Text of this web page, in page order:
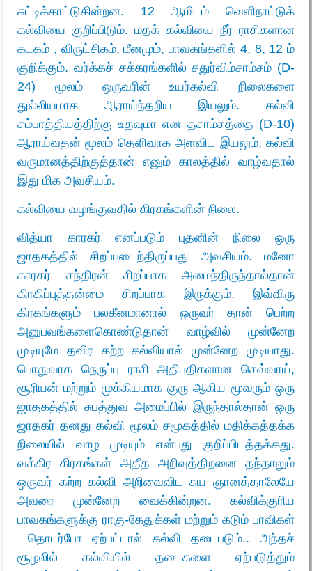
சுட்டிக்காட்டுகின்றன. 12 ஆமிடம் வெளிநாட்டுக்
கல்வியை குறிப்பிடும். மதக் கல்வியை நீர் ராசிகளான
கடகம் , விருட்சிகம், மீனமும், பாவகங்களில் 4, 8, 12 ம்
குறிக்கும். வர்க்கச் சக்கரங்களில் சதுர்விம்சாம்சம் (D-
24) மூலம் ஒருவரின் உயர்கல்வி நிலைகளை
துல்லியமாக ஆராய்ந்தறிய இயலும். கல்வி
சம்பாத்தியத்திற்கு உதவுமா என தசாம்சத்தை (D-10)
ஆராய்வதன் மூலம் தெளிவாக அளவிட இயலும். கல்வி
வருமானத்திற்குத்தான் எனும் காலத்தில் வாழ்வதால்
இது மிக அவசியம்.
கல்வியை வழங்குவதில் கிரகங்களின் நிலை.
வித்யா காரகர் எனப்படும் புதனின் நிலை ஒரு
ஜாதகத்தில் சிறப்படைந்திருப்பது அவசியம். மனோ
காரகர் சந்திரன் சிறப்பாக அமைந்திருந்தால்தான்
கிரகிப்புத்தன்மை சிறப்பாக இருக்கும். இவ்விரு
கிரகங்களும் பலகீனமானால் ஒருவர் தான் பெற்ற
அனுபவங்களைகொண்டுதான் வாழ்வில் முன்னேற
முடியுமே தவிர கற்ற கல்வியால் முன்னேற முடியாது.
பொதுவாக நெருப்பு ராசி அதிபதிகளான செவ்வாய்,
சூரியன் மற்றும் முக்கியமாக குரு ஆகிய மூவரும் ஒரு
ஜாதகத்தில் சுபத்துவ அமைப்பில் இருந்தால்தான் ஒரு
ஜாதகர் தனது கல்வி மூலம் சமூகத்தில் மதிக்கத்தக்க
நிலையில் வாழ முடியும் என்பது குறிப்பிடத்தக்கது.
வக்கிர கிரகங்கள் அதீத அறிவுத்திறனை தந்தாலும்
ஒருவர் கற்ற கல்வி அறிவைவிட சுய ஞானத்தாலேயே
அவரை முன்னேற வைக்கின்றன. கல்விக்குரிய
பாவகங்களுக்கு ராகு-கேதுக்கள் மற்றும் கடும் பாவிகள்
தொடர்போ ஏற்பட்டால் கல்வி தடைபடும்.. அந்தச்
சூழலில் கல்வியில் தடைகளை ஏற்படுத்தும்